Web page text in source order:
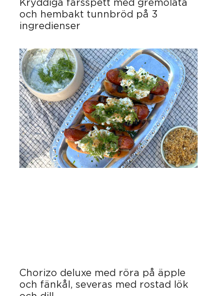
Kryddiga färsspett med gremolata
och hembakt tunnbröd på 3
ingredienser
Chorizo deluxe med röra på äpple
och fänkål, severas med rostad lök